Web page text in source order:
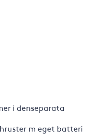
i denseparata
m eget batteri